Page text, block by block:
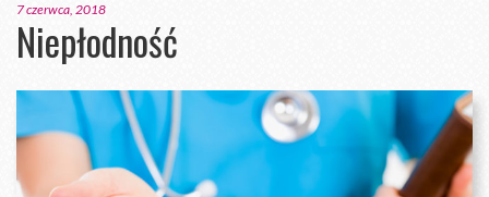
7 czerwca, 2018
Niepłodność